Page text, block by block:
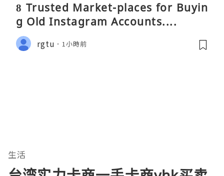
8 Trusted Market-places for Buyin
g Old Instagram Accounts....
rgtu 1小時前
生活